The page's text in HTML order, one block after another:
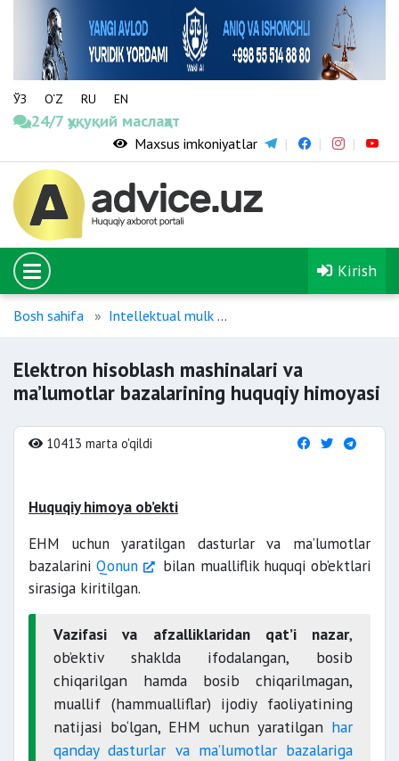
ЎЗ O‘Z RU EN
24/7 ҳуқуқий маслаҳат
Maxsus imkoniyatlar
Kirish
Bosh sahifa Intellektual mulk
Elektron hisoblash mashinalari va
ma’lumotlar bazalarining huquqiy himoyasi
10413 marta o'qildi
Huquqiy himoya ob’ekti
EHM uchun yaratilgan dasturlar va ma’lumotlar
bazalarini Qonun
bilan mualliflik huquqi ob’ektlari
sirasiga kiritilgan.
Vazifasi va afzalliklaridan qat’i nazar,
ob’ektiv shaklda ifodalangan, bosib
chiqarilgan hamda bosib chiqarilmagan,
muallif (hammualliflar) ijodiy faoliyatining
natijasi bo‘lgan, EHM uchun yaratilgan har
qanday dasturlar va ma’lumotlar bazalariga